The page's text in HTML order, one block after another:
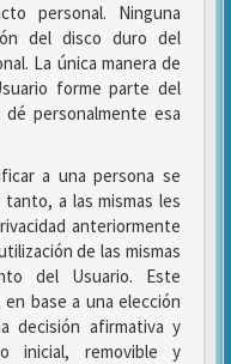
personal. Ninguna
del disco duro del
La única manera de
forme parte del
personalmente esa
a una persona se
a las mismas les
anteriormente
de las mismas
del Usuario. Este
base a una elección
decisión afirmativa y
inicial, removible y